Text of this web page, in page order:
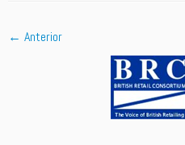
← Anterior